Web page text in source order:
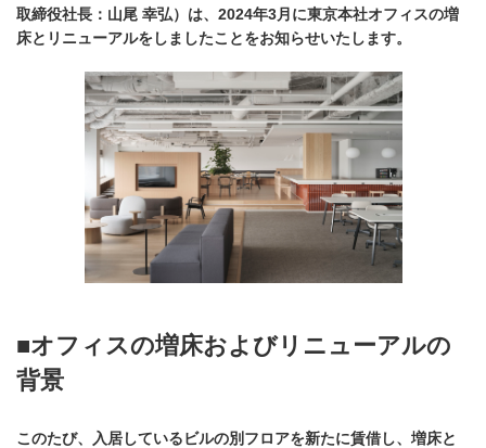
取締役社長：山尾 幸弘）は、2024年3月に東京本社オフィスの増
床とリニューアルをしましたことをお知らせいたします。
■オフィスの増床およびリニューアルの
背景
このたび、入居しているビルの別フロアを新たに賃借し、増床と